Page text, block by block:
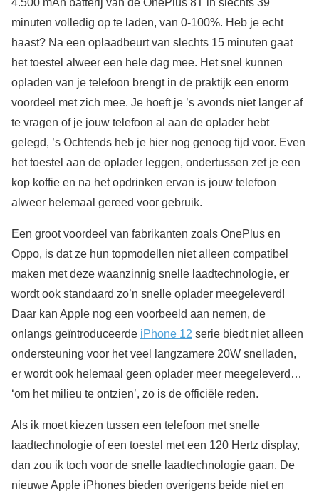
4.500 mAh batterij van de OnePlus 8T in slechts 39
minuten volledig op te laden, van 0-100%. Heb je echt
haast? Na een oplaadbeurt van slechts 15 minuten gaat
het toestel alweer een hele dag mee. Het snel kunnen
opladen van je telefoon brengt in de praktijk een enorm
voordeel met zich mee. Je hoeft je ’s avonds niet langer af
te vragen of je jouw telefoon al aan de oplader hebt
gelegd, ’s Ochtends heb je hier nog genoeg tijd voor. Even
het toestel aan de oplader leggen, ondertussen zet je een
kop koffie en na het opdrinken ervan is jouw telefoon
alweer helemaal gereed voor gebruik.
Een groot voordeel van fabrikanten zoals OnePlus en
Oppo, is dat ze hun topmodellen niet alleen compatibel
maken met deze waanzinnig snelle laadtechnologie, er
wordt ook standaard zo’n snelle oplader meegeleverd!
Daar kan Apple nog een voorbeeld aan nemen, de
onlangs geïntroduceerde iPhone 12 serie biedt niet alleen
ondersteuning voor het veel langzamere 20W snelladen,
er wordt ook helemaal geen oplader meer meegeleverd…
‘om het milieu te ontzien’, zo is de officiële reden.
Als ik moet kiezen tussen een telefoon met snelle
laadtechnologie of een toestel met een 120 Hertz display,
dan zou ik toch voor de snelle laadtechnologie gaan. De
nieuwe Apple iPhones bieden overigens beide niet en